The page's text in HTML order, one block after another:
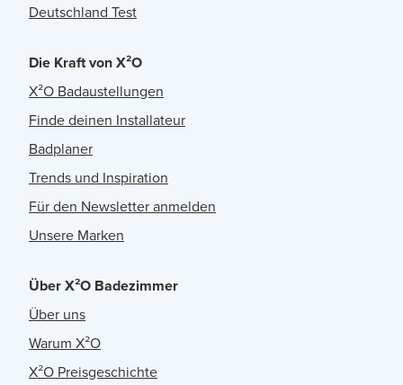
Deutschland Test
Die Kraft von X²O
X²O Badaustellungen
Finde deinen Installateur
Badplaner
Trends und Inspiration
Für den Newsletter anmelden
Unsere Marken
Über X²O Badezimmer
Über uns
Warum X²O
X²O Preisgeschichte